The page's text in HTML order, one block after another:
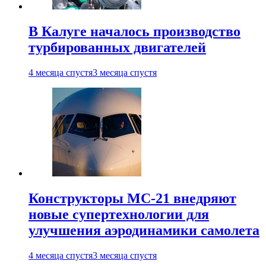
В Калуге началось производство
турбированных двигателей
4 месяца спустя3 месяца спустя
Конструкторы МС-21 внедряют
новые супертехнологии для
улучшения аэродинамики самолета
4 месяца спустя3 месяца спустя